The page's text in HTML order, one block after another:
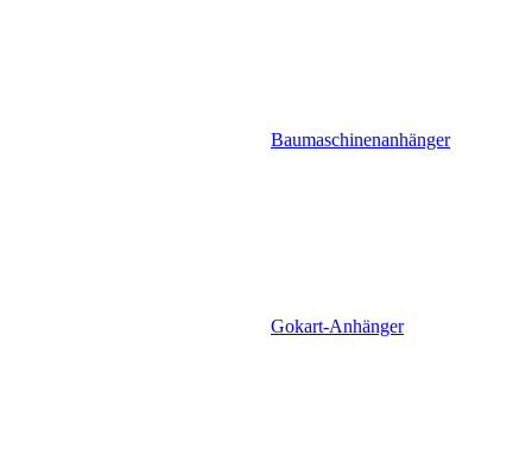
Baumaschinenanhänger
Gokart-Anhänger